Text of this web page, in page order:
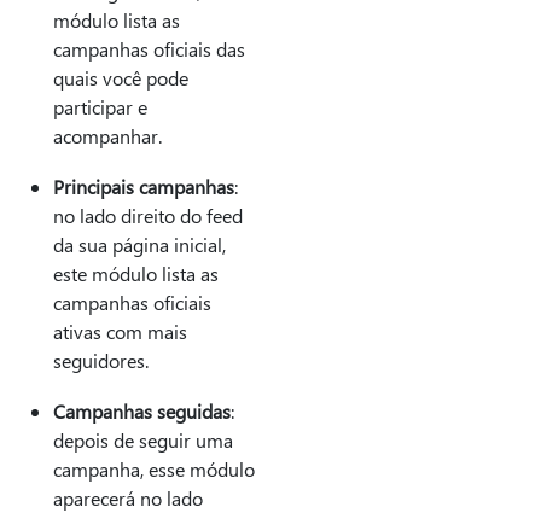
módulo lista as
campanhas oficiais das
quais você pode
participar e
acompanhar.
Principais campanhas:
no lado direito do feed
da sua página inicial,
este módulo lista as
campanhas oficiais
ativas com mais
seguidores.
Campanhas seguidas:
depois de seguir uma
campanha, esse módulo
aparecerá no lado